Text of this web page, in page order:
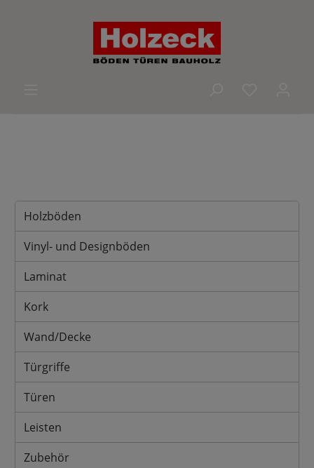
Holzböden
Vinyl- und Designböden
Laminat
Kork
Wand/Decke
Türgriffe
Türen
Leisten
Zubehör